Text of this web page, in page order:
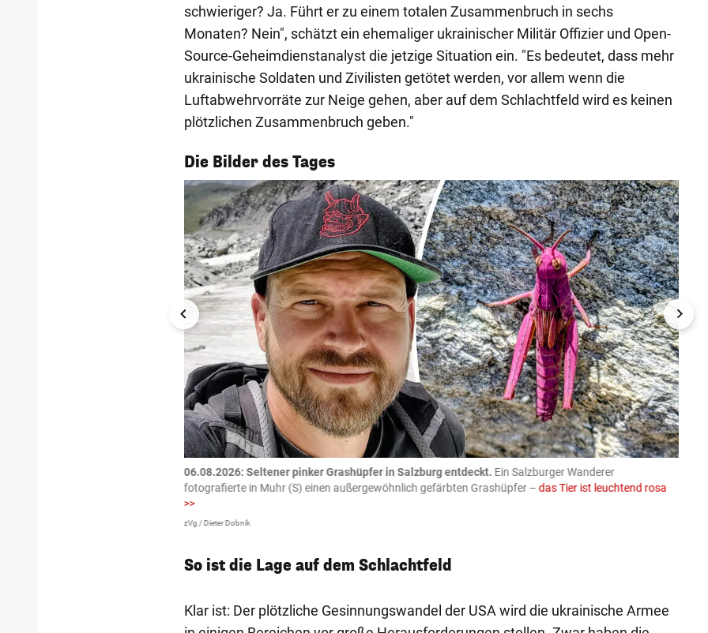
schwieriger? Ja. Führt er zu einem totalen Zusammenbruch in sechs
Monaten? Nein", schätzt ein ehemaliger ukrainischer Militär Offizier und Open-
Source-Geheimdienstanalyst die jetzige Situation ein. "Es bedeutet, dass mehr
ukrainische Soldaten und Zivilisten getötet werden, vor allem wenn die
Luftabwehrvorräte zur Neige gehen, aber auf dem Schlachtfeld wird es keinen
plötzlichen Zusammenbruch geben."
Die Bilder des Tages
1/54
06.08.2026: Seltener pinker Grashüpfer in Salzburg entdeckt. Ein Salzburger Wanderer
fotografierte in Muhr (S) einen außergewöhnlich gefärbten Grashüpfer – das Tier ist leuchtend rosa
>>
zVg / Dieter Dobnik
So ist die Lage auf dem Schlachtfeld
Klar ist: Der plötzliche Gesinnungswandel der USA wird die ukrainische Armee